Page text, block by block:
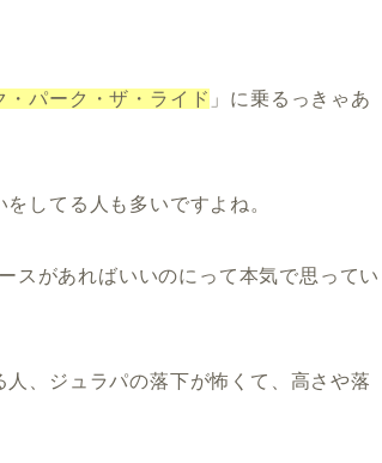
・パーク・ザ・ライド 」に乗るっきゃあ
してる人も多いですよね。
スがあればいいのにって本気で思ってい
、ジュラパの落下が怖くて、高さや落